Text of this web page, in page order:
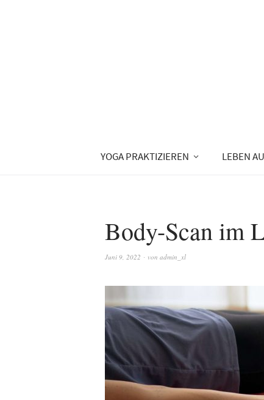
YOGA PRAKTIZIEREN LEBEN
Body-Scan im
Juni 9, 2022 von admin_xl